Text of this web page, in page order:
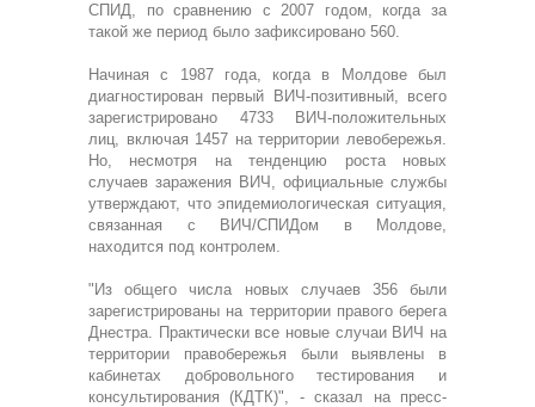
СПИД, по сравнению с 2007 годом, когда за
такой же период было зафиксировано 560.
Начиная с 1987 года, когда в Молдове был
диагностирован первый ВИЧ-позитивный, всего
зарегистрировано 4733 ВИЧ-положительных
лиц, включая 1457 на территории левобережья.
Но, несмотря на тенденцию роста новых
случаев заражения ВИЧ, официальные службы
утверждают, что эпидемиологическая ситуация,
связанная с ВИЧ/СПИДом в Молдове,
находится под контролем.
"Из общего числа новых случаев 356 были
зарегистрированы на территории правого берега
Днестра. Практически все новые случаи ВИЧ на
территории правобережья были выявлены в
кабинетах добровольного тестирования и
консультирования (КДТК)", - сказал на пресс-